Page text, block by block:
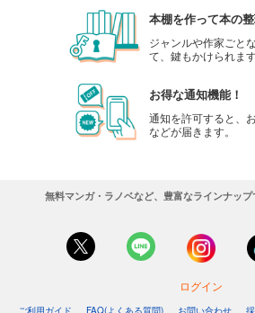
本棚を作って本の
ジャンルや作家ごと
て、鍵もかけられます
お得な通知機能！
通知を許可すると、
などが届きます。
無料マンガ・ラノベなど、豊富なラインナップ
ログイン